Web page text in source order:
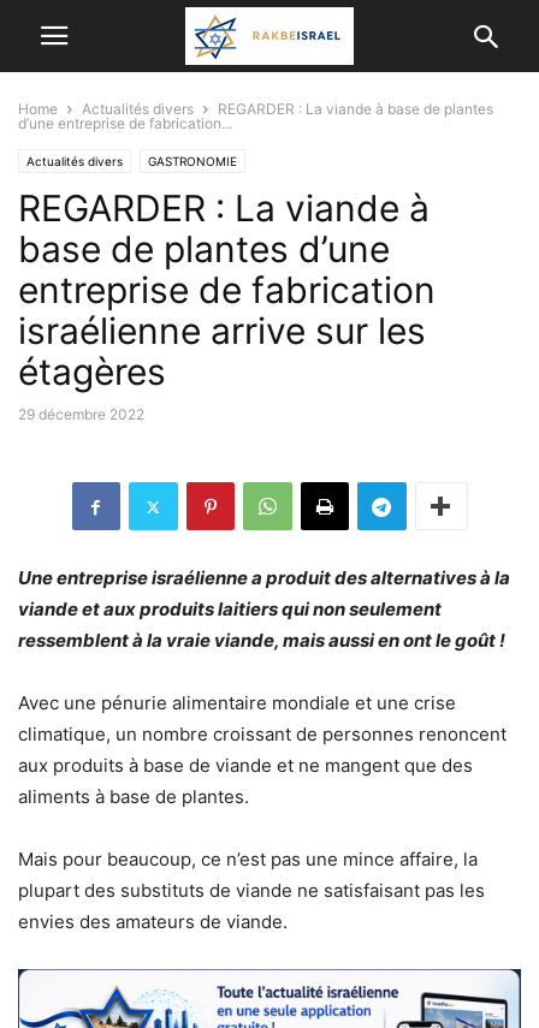
Home Actualités divers
REGARDER : La viande à base de plantes
d’une entreprise de fabrication...
Actualités divers GASTRONOMIE
REGARDER : La viande à
base de plantes d’une
entreprise de fabrication
israélienne arrive sur les
étagères
29 décembre 2022
Une entreprise israélienne a produit des alternatives à la
viande et aux produits laitiers qui non seulement
ressemblent à la vraie viande, mais aussi en ont le goût !
Avec une pénurie alimentaire mondiale et une crise
climatique, un nombre croissant de personnes renoncent
aux produits à base de viande et ne mangent que des
aliments à base de plantes.
Mais pour beaucoup, ce n’est pas une mince affaire, la
plupart des substituts de viande ne satisfaisant pas les
envies des amateurs de viande.